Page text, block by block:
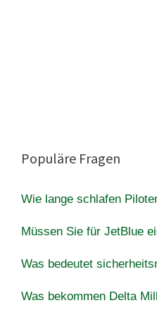
Populäre Fragen
Wie lange schlafen
Müssen Sie für JetBlue
Was bedeutet
Was bekommen Delta